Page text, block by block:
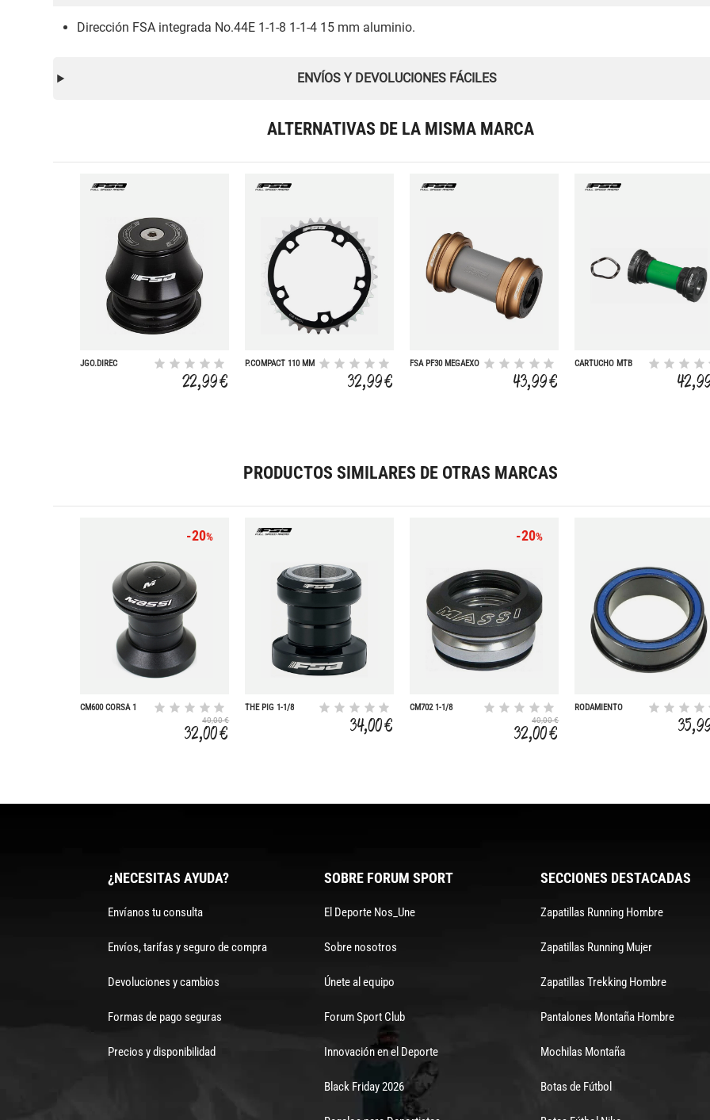
Dirección FSA integrada No.44E 1-1-8 1-1-4 15 mm aluminio.
ENVÍOS Y DEVOLUCIONES FÁCILES
ALTERNATIVAS DE LA MISMA MARCA
JGO.DIREC
22,99 €
P.COMPACT 110 MM
32,99 €
FSA PF30 MEGAEXO
43,99 €
CARTUCHO MTB
PRODUCTOS SIMILARES DE OTRAS MARCAS
-20%
CM600 CORSA 1
40,00 €
32,00 €
THE PIG 1-1/8
34,00 €
-20%
CM702 1-1/8
40,00 €
32,00 €
RODAMIENTO
¿NECESITAS AYUDA?
Envíanos tu consulta
Envíos, tarifas y seguro de compra
Devoluciones y cambios
Formas de pago seguras
Precios y disponibilidad
SOBRE FORUM SPORT
El Deporte Nos_Une
Sobre nosotros
Únete al equipo
Forum Sport Club
Innovación en el Deporte
Black Friday 2026
SECCIONES DESTACADAS
Zapatillas Running Hombre
Zapatillas Running Mujer
Zapatillas Trekking Hombre
Pantalones Montaña Hombre
Mochilas Montaña
Botas de Fútbol